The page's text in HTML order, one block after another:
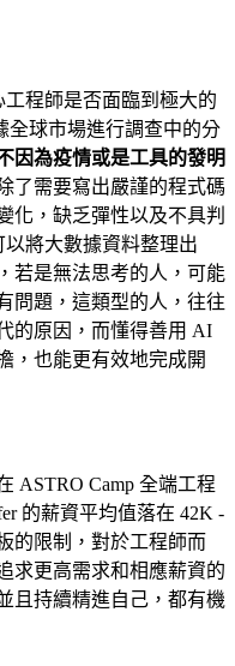
程師是否面臨到極大的
全球市場進行調查中的分
因為疫情或是工具的發明
了需要寫出嚴謹的程式碼
化，缺乏彈性以及不具判
將大數據資料整理出
若是無法思考的人，可能
問題，這類型的人，往往
的原因，而懂得善用 AI
，也能更有效地完成開
ASTRO Camp 全端工程
的薪資平均值落在 42K -
的限制，對於工程師而
求更高需求和相應薪資的
且持續精進自己，都有機